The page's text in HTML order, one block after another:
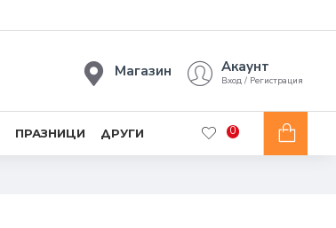
Магазин Акаунт
Вход / Регистрация
ПРАЗНИЦИ ДРУГИ 0